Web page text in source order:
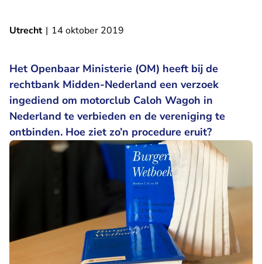
Utrecht | 14 oktober 2019
Het Openbaar Ministerie (OM) heeft bij de
rechtbank Midden-Nederland een verzoek
ingediend om motorclub Caloh Wagoh in
Nederland te verbieden en de vereniging te
ontbinden. Hoe ziet zo’n procedure eruit?